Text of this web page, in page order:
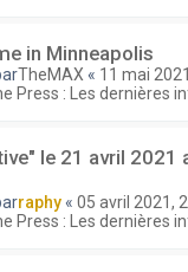
in Minneapolis
TheMAX « 11 mai
Press : Les dernières
le 21 avril 2021
raphy « 05 avril 2021,
Press : Les dernières